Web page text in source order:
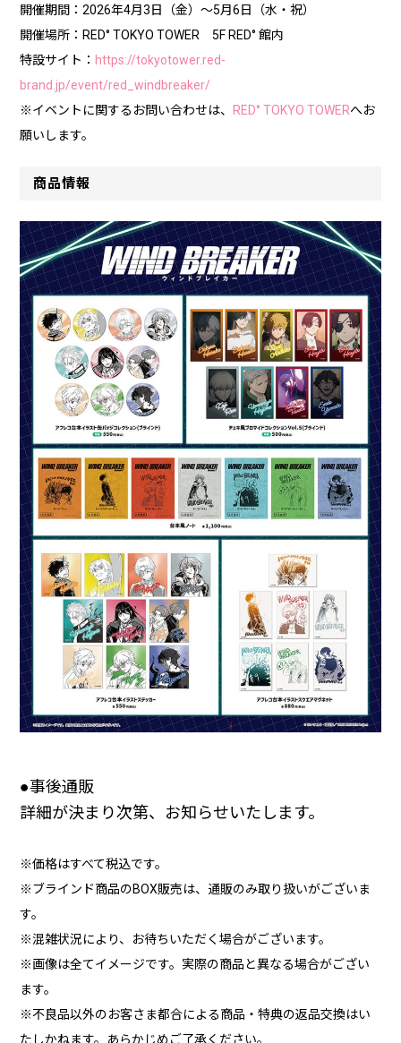
開催期間：2026年4月3日（金）～5月6日（水・祝）
開催場所：RED° TOKYO TOWER 5F RED° 館内
特設サイト： https://tokyotower.red-
brand.jp/event/red_windbreaker/
※イベントに関するお問い合わせは、 RED° TOKYO TOWERへお
願いします。
商品情報
●事後通販
詳細が決まり次第、お知らせいたします。
※価格はすべて税込です。
※ブラインド商品のBOX販売は、通販のみ取り扱いがございま
す。
※混雑状況により、お待ちいただく場合がございます。
※画像は全てイメージです。実際の商品と異なる場合がござい
ます。
※不良品以外のお客さま都合による商品・特典の返品交換はい
たしかねます。あらかじめご了承ください。